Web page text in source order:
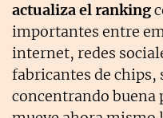
actualiza el ranking
importantes entre
internet, redes
fabricantes de chips,
concentrando buena